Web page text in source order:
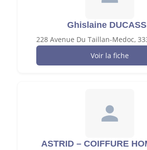
Ghislaine
228 Avenue Du Taillan-Medoc,
Voir la fiche
ASTRID – COIFFURE